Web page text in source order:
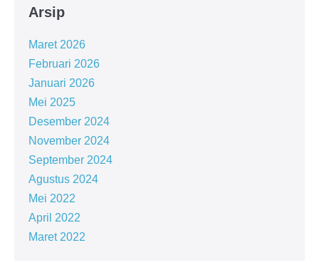
Arsip
Maret 2026
Februari 2026
Januari 2026
Mei 2025
Desember 2024
November 2024
September 2024
Agustus 2024
Mei 2022
April 2022
Maret 2022